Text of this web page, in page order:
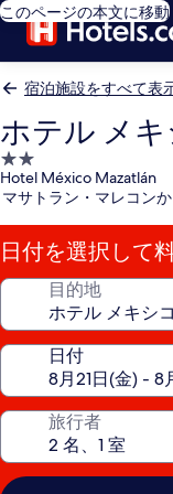
このページの本文に移動
宿泊施設をすべて表
ホテル メ
2.0
つ
星
宿
泊
施
Hotel México Mazatlán
マサトラン・マレコン
日付を選択して
目的地
日付
旅行者